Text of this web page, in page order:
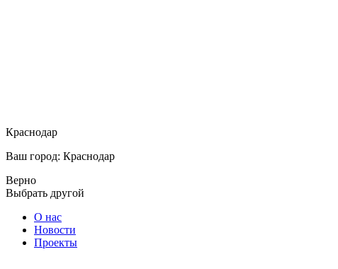
Краснодар
Ваш город: Краснодар
Верно
Выбрать другой
О нас
Новости
Проекты